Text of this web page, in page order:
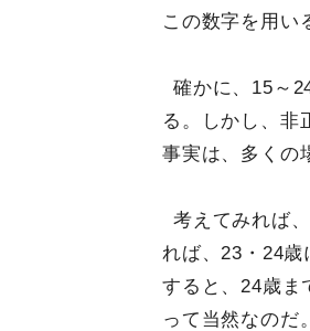
この数字を用い
確かに、15～
る。しかし、非
事実は、多くの
考えてみれば
れば、23・24歳
すると、24歳ま
って当然なのだ。